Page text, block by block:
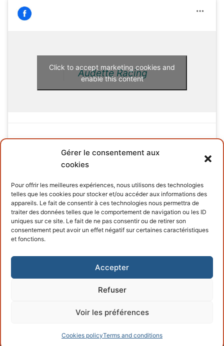
Gérer le consentement aux
cookies
Pour offrir les meilleures expériences, nous utilisons des technologies
telles que les cookies pour stocker et/ou accéder aux informations des
appareils. Le fait de consentir à ces technologies nous permettra de
traiter des données telles que le comportement de navigation ou les ID
uniques sur ce site. Le fait de ne pas consentir ou de retirer son
consentement peut avoir un effet négatif sur certaines caractéristiques
et fonctions.
Accepter
Refuser
Voir les préférences
Cookies policyTerms and conditions
Audette Racing
Click to accept marketing cookies and
enable this content
INFORMATIONS
Terms and conditions
Cookies policy
Copyright © 2026 – Powered byCustomify